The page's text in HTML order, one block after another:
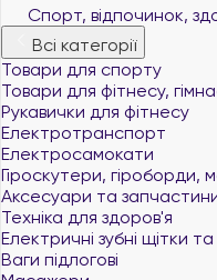
Спорт, відпочинок,
Всі категорії
Товари для спорту
Товари для фітнесу,
Рукавички для фітнесу
Електротранспорт
Електросамокати
Гіроскутери, гіроборди,
Аксесуари та
Техніка для здоров'я
Електричні зубні щітки
Ваги підлогові